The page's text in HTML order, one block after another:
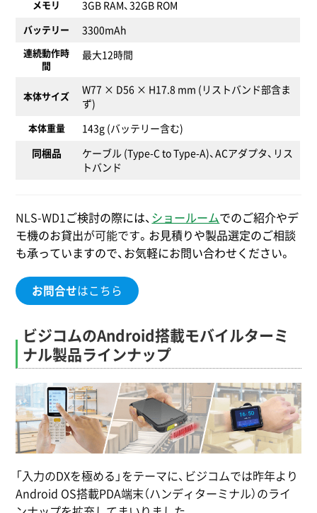
メモリ 3GB RAM、32GB ROM
バッテリー 3300mAh
連続動作時
間
最大12時間
本体サイズ
W77 × D56 × H17.8 mm (リストバンド部含ま
ず)
本体重量 143g (バッテリー含む)
同梱品
ケーブル (Type-C to Type-A)、ACアダプタ、リス
トバンド
NLS-WD1 ご検討の際には、 ショールームでのご紹介やデ
モ機のお貸出が可能です。 お見積りや製品選定のご相談
も承っていますので、お気軽にお問い合わせください。
お問合せはこちら
ビジコムのAndroid搭載モバイルターミ
ナル製品ラインナップ
「入力のDXを極める」をテーマに、ビジコムでは昨年より
Android OS搭載PDA端末（ハンディターミナル）のライ